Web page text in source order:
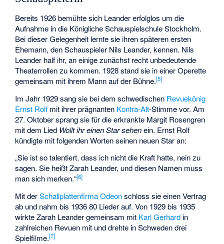
Bereits 1926 bemühte sich Leander erfolglos um die
Aufnahme in die Königliche Schauspielschule Stockholm.
Bei dieser Gelegenheit lernte sie ihren späteren ersten
Ehemann, den Schauspieler Nils Leander, kennen. Nils
Leander half ihr, an einige zunächst recht unbedeutende
Theaterrollen zu kommen. 1928 stand sie in einer Operette
gemeinsam mit ihrem Mann auf der Bühne.[5]
Im Jahr 1929 sang sie bei dem schwedischen Revuekönig
Ernst Rolf mit ihrer prägnanten Kontra-Alt-Stimme vor. Am
27. Oktober sprang sie für die erkrankte Margit Rosengren
mit dem Lied Wollt ihr einen Star sehenein. Ernst Rolf
kündigte mit folgenden Worten seinen neuen Star an:
„Sie ist so talentiert, dass ich nicht die Kraft hatte, nein zu
sagen. Sie heißt Zarah Leander, und diesen Namen muss
man sich merken.“[6]
Mit derSchallplattenfirma Odeonschloss sie einen Vertrag
ab und nahm bis 1936 80 Lieder auf. Von 1929 bis 1935
wirkte Zarah Leander gemeinsam mit Karl Gerhard in
zahlreichen Revuen mit und drehte in Schweden drei
Spielfilme.[7]